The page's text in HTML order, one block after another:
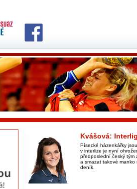
Kvášová:
Písecké házenkářky
v interlize je nyní
předposlední český tým
a smazat takové
deník.